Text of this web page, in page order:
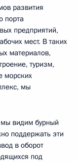
развития
порта
предприятий,
мест. В таких
материалов,
туризм,
морских
мы
мы видим бурный
поддержать эти
в оборот
под